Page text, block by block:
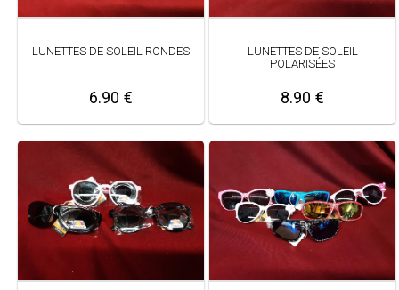
LUNETTES DE SOLEIL RONDES
6.90 €
LUNETTES DE SOLEIL
POLARISÉES
8.90 €